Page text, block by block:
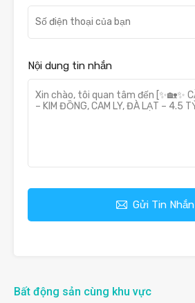
Nội dung tin nhắn
Gửi Tin Nhắn
Bất động sản cùng khu vực